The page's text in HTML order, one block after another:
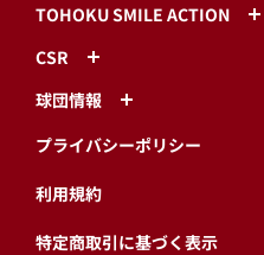
TOHOKU SMILE ACTION
CSR
球団情報
プライバシーポリシー
利用規約
特定商取引に基づく表示